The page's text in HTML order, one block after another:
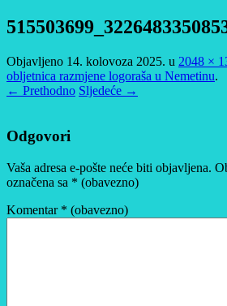
Objavljeno 14. kolovoza 2025. u 2048 ×
obljetnica razmjene logoraša u Nemetinu.
← Prethodno Sljedeće →
Odgovori
Vaša adresa e-pošte neće biti objavljena.
označena sa * (obavezno)
Komentar * (obavezno)